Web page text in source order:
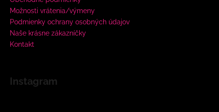
Možnosti vrátenia/výmeny
Podmienky ochrany osobných údajov
Naše krásne zákazníčky
Kontakt
Instagram